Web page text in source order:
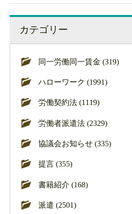
カテゴリー
同一労働同一賃金 (319)
ハローワーク (1991)
労働契約法 (1119)
労働者派遣法 (2329)
協議会お知らせ (335)
提言 (355)
書籍紹介 (168)
派遣 (2501)